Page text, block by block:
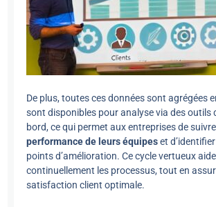
De plus, toutes ces données sont agrégées
sont disponibles pour analyse via des outils
bord, ce qui permet aux entreprises de
performance de leurs équipeset
points d’amélioration. Ce cycle vertueux
continuellement les processus, tout en
satisfaction client optimale.